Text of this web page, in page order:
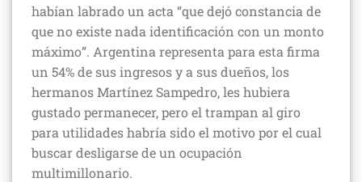
habían labrado un acta “que dejó constancia de
que no existe nada identificación con un monto
máximo”. Argentina representa para esta firma
un 54% de sus ingresos y a sus dueños, los
hermanos Martínez Sampedro, les hubiera
gustado permanecer, pero el trampan al giro
para utilidades habría sido el motivo por el cual
buscar desligarse de un ocupación
multimillonario.